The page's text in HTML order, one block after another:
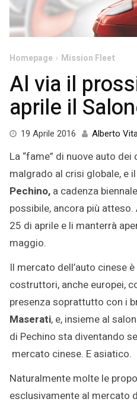
Homepage Mission Fleet
Al via il
aprile il
19 Aprile 2016 Alberto
La “fame” di nuove auto
malgrado al crisi globale, e il
Pechino, a cadenza
possibile, ancora più
25 di aprile e li manterrà
maggio.
Il mercato dell’auto cinese
costruttori, anche europei,
presenza soprattutto con i
Maserati, e, insieme al
di Pechino sta diventando
mercato cinese. E asiatico.
Naturalmente molte le
esclusivamente al mercato